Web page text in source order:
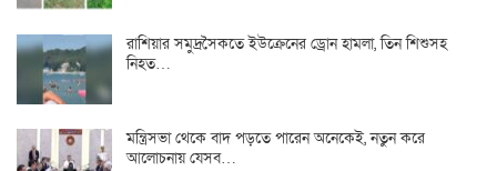
রাশিয়ার সমুদ্রসৈকতে ইউক্রেনের ড্রোন হামলা, তিন শিশুসহ
নিহত…
মন্ত্রিসভা থেকে বাদ পড়তে পারেন অনেকেই, নতুন করে
আলোচনায় যেসব…